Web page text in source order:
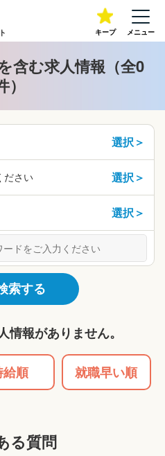
キープ メニュー
含む求人情報（全0
）
選択＞
ださい 選択＞
選択＞
索する
情報がありません。
給順 就職早い順
る質問